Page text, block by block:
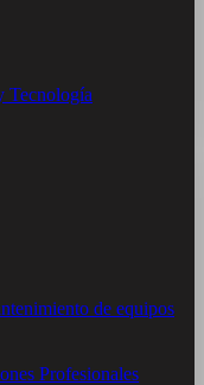
Tecnología
de equipos
Profesionales